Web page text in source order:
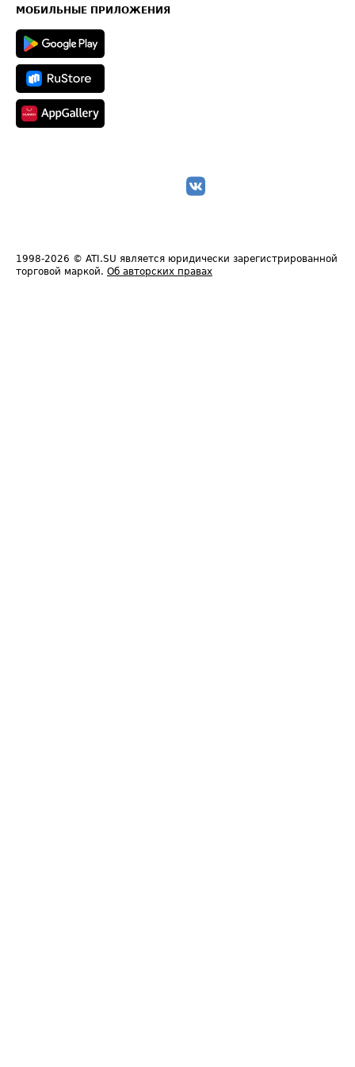
Техническая информация
МОБИЛЬНЫЕ ПРИЛОЖЕНИЯ
1998-2026 © ATI.SU является юридически зарегистрированной
торговой маркой. Об авторских правах